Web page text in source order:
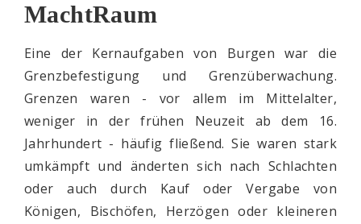
MachtRaum
Eine der Kernaufgaben von Burgen war die
Grenzbefestigung und Grenzüberwachung.
Grenzen waren - vor allem im Mittelalter,
weniger in der frühen Neuzeit ab dem 16.
Jahrhundert - häufig fließend. Sie waren stark
umkämpft und änderten sich nach Schlachten
oder auch durch Kauf oder Vergabe von
Königen, Bischöfen, Herzögen oder kleineren